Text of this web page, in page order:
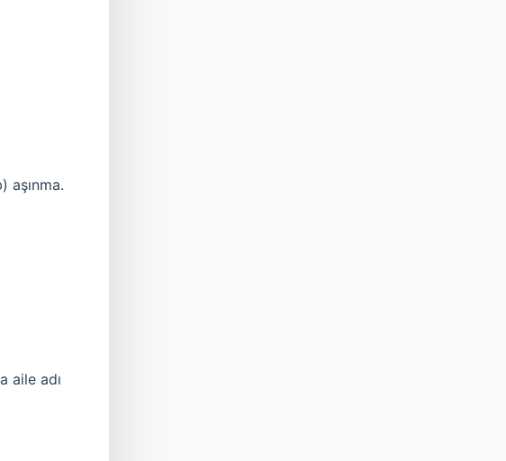
aşınma.
aile adı